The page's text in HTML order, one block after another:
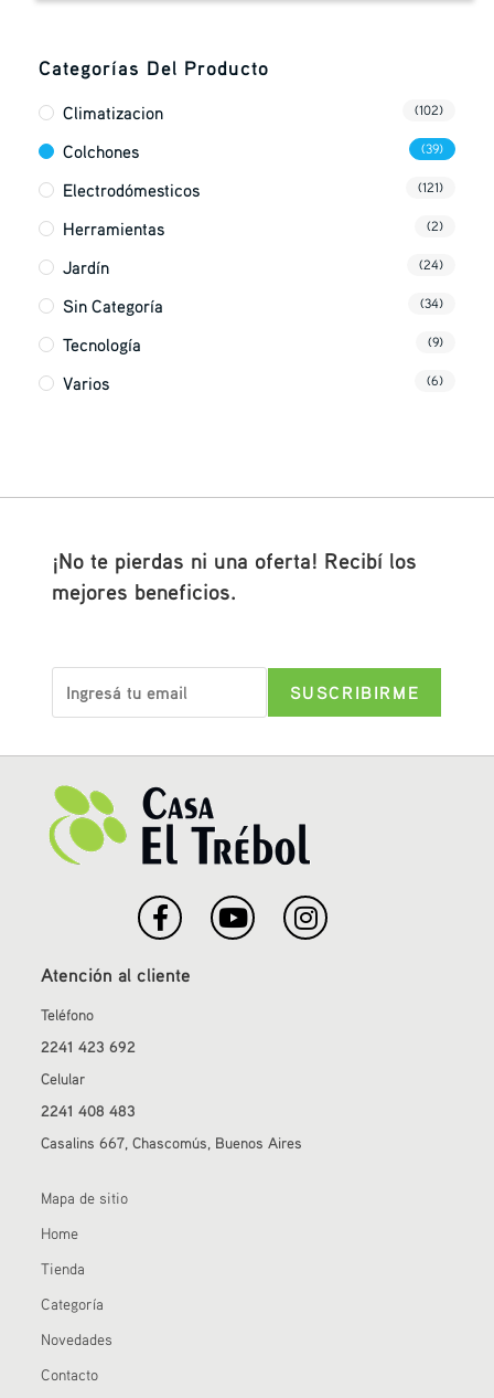
Categorías Del Producto
Climatizacion (102)
Colchones (39)
Electrodómesticos (121)
Herramientas (2)
Jardín (24)
Sin Categoría (34)
Tecnología (9)
Varios (6)
¡No te pierdas ni una oferta! Recibí los
mejores beneficios.
Atención al cliente
Teléfono
2241 423 692
Celular
2241 408 483
Casalins 667, Chascomús, Buenos Aires
Mapa de sitio
Home
Tienda
Categoría
Novedades
Contacto